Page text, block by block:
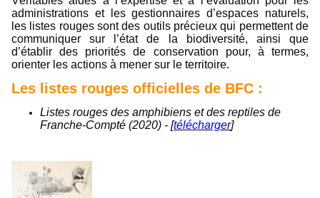
administrations et les gestionnaires d’espaces naturels,
les listes rouges sont des outils précieux qui permettent de
communiquer sur l’état de la biodiversité, ainsi que
d’établir des priorités de conservation pour, à termes,
orienter les actions à mener sur le territoire.
Les listes rouges officielles de BFC :
Listes rouges des amphibiens et des reptiles de
Franche-Compté (2020) - [télécharger]